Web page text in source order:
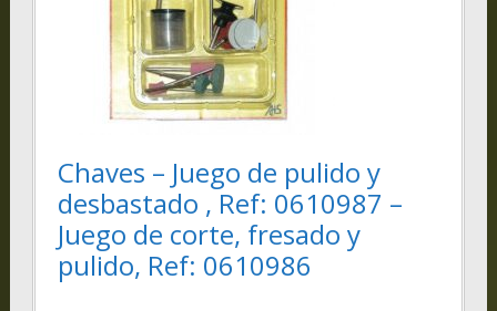
Chaves – Juego de pulido y
desbastado , Ref: 0610987 –
Juego de corte, fresado y
pulido, Ref: 0610986